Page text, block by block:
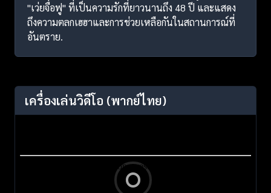
"เว่ยจื่อฟู" ที่เป็นความรักที่ยาวนานถึง 48 ปี และแสดง
ถึงความตลกเฮฮาและการช่วยเหลือกันในสถานการณ์ที่
อันตราย.
เครื่องเล่นวิดีโอ (พากย์ไทย)